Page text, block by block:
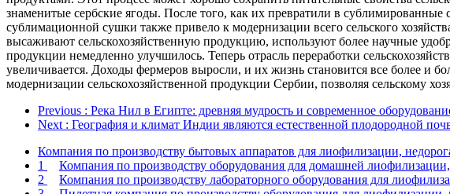
знаменитые сербские ягоды. После того, как их превратили в
сублимационной сушки также привело к модернизации всего сельского
высаживают сельскохозяйственную продукцию, используют более научные
продукции немедленно улучшилось. Теперь отрасль переработки
увеличивается. Доходы фермеров выросли, и их жизнь становится все более
модернизации сельскохозяйственной продукции Сербии, позволяя сельскому
Previous : Река Нил в Египте: древняя мудрость и современное
Next : География и климат Индии являются естественной плодородной
Компания по производству бытовых аппаратов для лиофилизации,
1
Компания по производству оборудования для домашней
2
Компания по производству лабораторного оборудования для